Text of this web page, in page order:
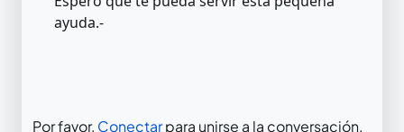
ayuda.-
Por favor, Conectarpara unirse a la conversación.